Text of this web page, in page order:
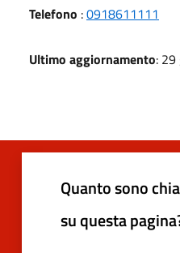
Telefono :0918611111
Ultimo aggiornamento:
Quanto sono
su questa